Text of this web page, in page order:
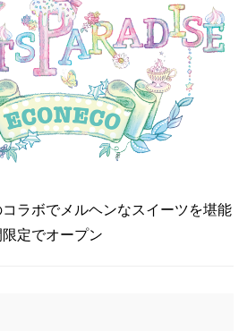
ラボでメルヘンなスイーツを堪能
定でオープン